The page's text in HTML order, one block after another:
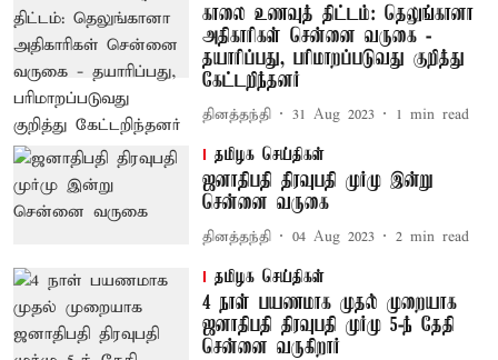
காலை உணவுத் திட்டம்: தெலுங்கானா
அதிகாரிகள் சென்னை வருகை -
தயாரிப்பது, பரிமாறப்படுவது குறித்து
கேட்டறிந்தனர்
தினத்தந்தி 31 Aug 2023 1 min read
தமிழக செய்திகள்
ஜனாதிபதி திரவுபதி முர்மு இன்று
சென்னை வருகை
தினத்தந்தி 04 Aug 2023 2 min read
தமிழக செய்திகள்
4 நாள் பயணமாக முதல் முறையாக
ஜனாதிபதி திரவுபதி முர்மு 5-ந் தேதி
சென்னை வருகிறார்